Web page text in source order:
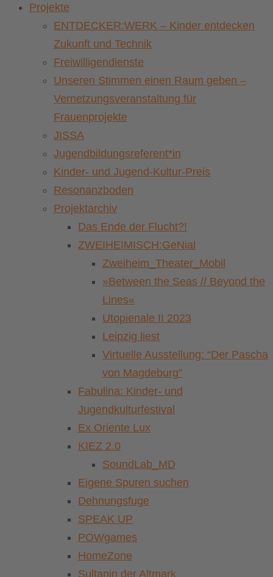
Projekte
ENTDECKER:WERK – Kinder entdecken
Zukunft und Technik
Freiwilligendienste
Unseren Stimmen einen Raum geben –
Vernetzungsveranstaltung für
Frauenprojekte
JISSA
Jugendbildungsreferent*in
Kinder- und Jugend-Kultur-Preis
Resonanzboden
Projektarchiv
Das Ende der Flucht?!
ZWEIHEIMISCH:GeNial
Zweiheim_Theater_Mobil
»Between the Seas // Beyond the
Lines«
Utopienale II 2023
Leipzig liest
Virtuelle Ausstellung: “Der Pascha
von Magdeburg”
Fabulina: Kinder- und
Jugendkulturfestival
Ex Oriente Lux
KIEZ 2.0
SoundLab_MD
Eigene Spuren suchen
Dehnungsfuge
SPEAK UP
POWgames
HomeZone
Sultanin der Altmark